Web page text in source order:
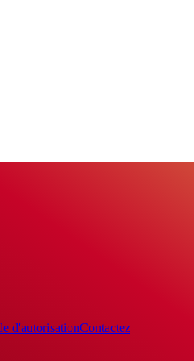
d'autorisationContactez